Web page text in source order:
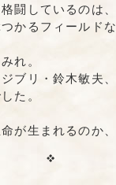
闘しているのは、
かるフィールド
れ。
ブリ・鈴木敏夫、
た。
が生まれるのか